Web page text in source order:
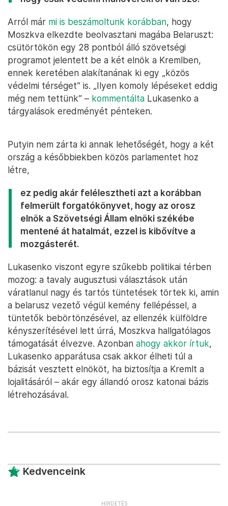
Arról már mi is beszámoltunk korábban, hogy
Moszkva elkezdte beolvasztani magába Belaruszt:
csütörtökön egy 28 pontból álló szövetségi
programot jelentett be a két elnök a Kremlben,
ennek keretében alakítanának ki egy „közös
védelmi térséget” is. „Ilyen komoly lépéseket eddig
még nem tettünk” – kommentálta Lukasenko a
tárgyalások eredményét pénteken.
Putyin nem zárta ki annak lehetőségét, hogy a két
ország a későbbiekben közös parlamentet hoz
létre,
ez pedig akár felélesztheti azt a korábban
felmerült forgatókönyvet, hogy az orosz
elnök a Szövetségi Állam elnöki székébe
mentené át hatalmát, ezzel is kibővítve a
mozgásterét.
Lukasenko viszont egyre szűkebb politikai térben
mozog: a tavaly augusztusi választások után
váratlanul nagy és tartós tüntetések törtek ki, amin
a belarusz vezető végül kemény fellépéssel, a
tüntetők bebörtönzésével, az ellenzék külföldre
kényszerítésével lett úrrá, Moszkva hallgatólagos
támogatását élvezve. Azonban ahogy akkor írtuk,
Lukasenko apparátusa csak akkor élheti túl a
bázisát vesztett elnököt, ha biztosítja a Kremlt a
lojalitásáról – akár egy állandó orosz katonai bázis
létrehozásával.
Kedvenceink